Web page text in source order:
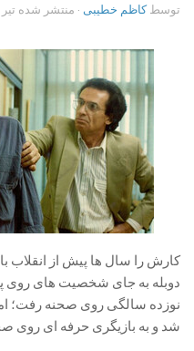
توسطکاظم خطیبی · منتشر شده تیر ۲۸, ۱۴۰۳
کارش را سال ها پیش از انقلاب با
نوزده سالگی روی صحنه رفت؛
شد و به بازیگری حرفه ای روی